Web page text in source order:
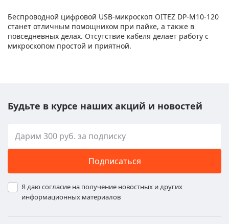
Беспроводной цифровой USB-микроскоп OITEZ DP-M10-120
станет отличным помощником при пайке, а также в
повседневных делах. Отсутствие кабеля делает работу с
микроскопом простой и приятной.
Будьте в курсе наших акций и новостей
Подписаться
Я даю согласие на получение новостных и других
информационных материалов